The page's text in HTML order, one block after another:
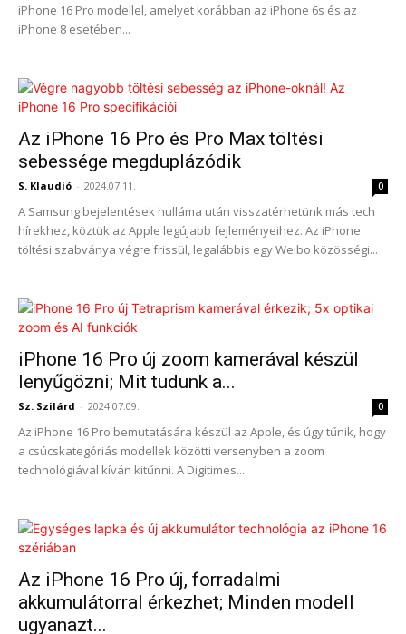
iPhone 16 Pro modellel, amelyet korábban az iPhone 6s és az
iPhone 8 esetében...
Az iPhone 16 Pro és Pro Max töltési
sebessége megduplázódik
S. Klaudió - 2024.07.11. 0
A Samsung bejelentések hulláma után visszatérhetünk más tech
hírekhez, köztük az Apple legújabb fejleményeihez. Az iPhone
töltési szabványa végre frissül, legalábbis egy Weibo közösségi...
iPhone 16 Pro új zoom kamerával készül
lenyűgözni; Mit tudunk a...
Sz. Szilárd - 2024.07.09. 0
Az iPhone 16 Pro bemutatására készül az Apple, és úgy tűnik, hogy
a csúcskategóriás modellek közötti versenyben a zoom
technológiával kíván kitűnni. A Digitimes...
Az iPhone 16 Pro új, forradalmi
akkumulátorral érkezhet; Minden modell
ugyanazt...